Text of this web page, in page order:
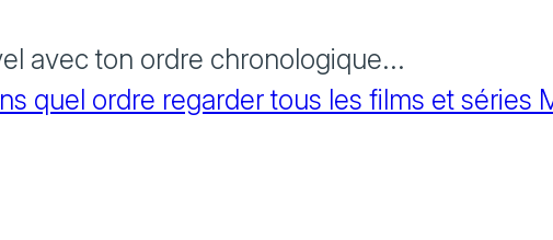
avec ton ordre chronologique...
quel ordre regarder tous les films et séries